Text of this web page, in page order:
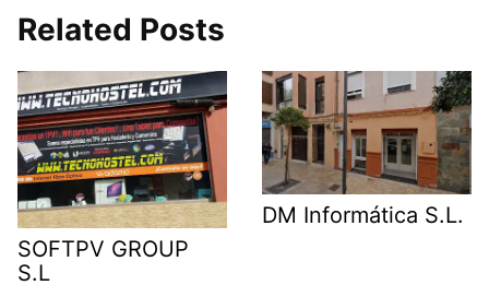
Related Posts
SOFTPV GROUP
S.L
DM Informática S.L.